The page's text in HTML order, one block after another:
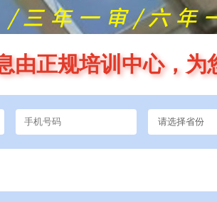
由正规培训中心，为